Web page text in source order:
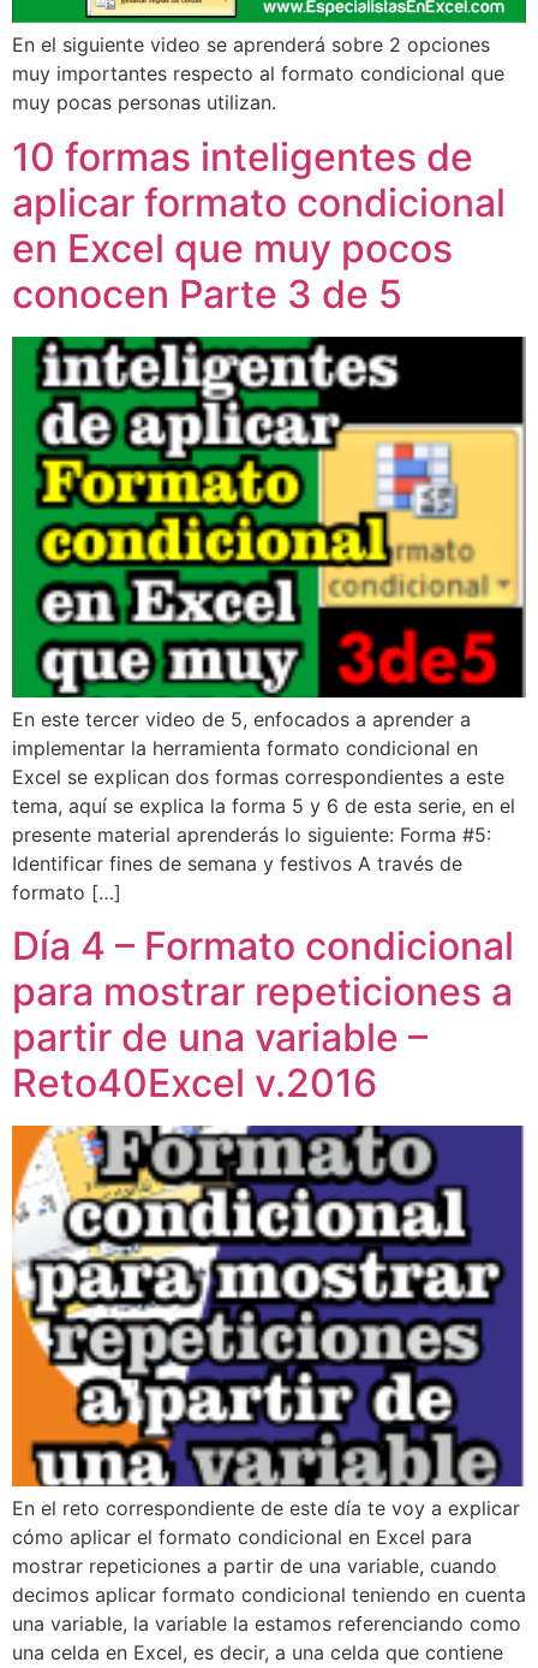
En el siguiente video se aprenderá sobre 2 opciones
muy importantes respecto al formato condicional que
muy pocas personas utilizan.
10 formas inteligentes de
aplicar formato condicional
en Excel que muy pocos
conocen Parte 3 de 5
En este tercer video de 5, enfocados a aprender a
implementar la herramienta formato condicional en
Excel se explican dos formas correspondientes a este
tema, aquí se explica la forma 5 y 6 de esta serie, en el
presente material aprenderás lo siguiente: Forma #5:
Identificar fines de semana y festivos A través de
formato […]
Día 4 – Formato condicional
para mostrar repeticiones a
partir de una variable –
Reto40Excel v.2016
En el reto correspondiente de este día te voy a explicar
cómo aplicar el formato condicional en Excel para
mostrar repeticiones a partir de una variable, cuando
decimos aplicar formato condicional teniendo en cuenta
una variable, la variable la estamos referenciando como
una celda en Excel, es decir, a una celda que contiene